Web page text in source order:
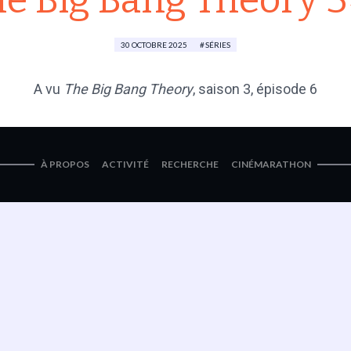
30 OCTOBRE 2025 SÉRIES
A vu The Big Bang Theory, saison 3, épisode 6
À PROPOS ACTIVITÉ RECHERCHE CINÉMARATHON